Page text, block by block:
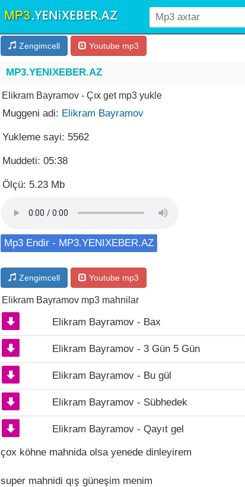
Zengimcell Youtube mp3
MP3.YENIXEBER.AZ
Elikram Bayramov - Çıx get mp3 yukle
Muggeni adi: Elikram Bayramov
Yukleme sayi: 5562
Muddeti: 05:38
Ölçü: 5.23 Mb
Mp3 Endir - MP3.YENIXEBER.AZ
Zengimcell Youtube mp3
Elikram Bayramov mp3 mahnilar
Elikram Bayramov - Bax
Elikram Bayramov - 3 Gün 5 Gün
Elikram Bayramov - Bu gül
Elikram Bayramov - Sübhedek
Elikram Bayramov - Qayıt gel
çox köhne mahnida olsa yenede dinleyirem
super mahnidi qış güneşim menim